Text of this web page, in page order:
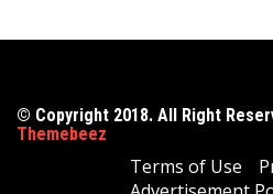
© Copyright 2018. All Right
Themebeez
Terms of Use